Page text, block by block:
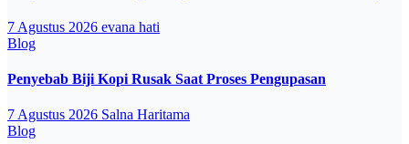
7 Agustus 2026 evana hati
Blog
Penyebab Biji Kopi Rusak Saat Proses Pengupasan
7 Agustus 2026 Salna Haritama
Blog